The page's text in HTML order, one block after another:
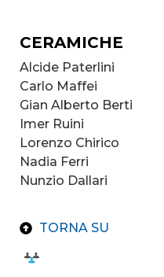
CERAMICHE
Alcide Paterlini
Carlo Maffei
Gian Alberto Berti
Imer Ruini
Lorenzo Chirico
Nadia Ferri
Nunzio Dallari
TORNA SU